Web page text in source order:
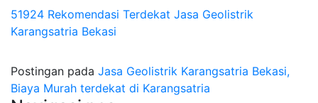
51924 Rekomendasi Terdekat Jasa Geolistrik
Karangsatria Bekasi
Postingan pada Jasa Geolistrik Karangsatria Bekasi,
Biaya Murah terdekat di Karangsatria